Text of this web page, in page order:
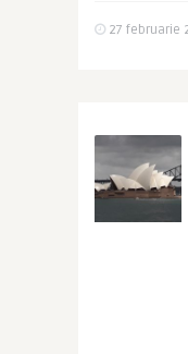
27 februarie